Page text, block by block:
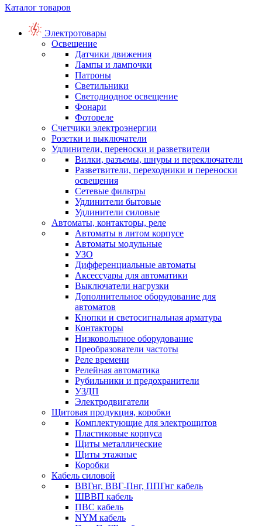
Каталог товаров
Электротовары
Освещение
Датчики движения
Лампы и лампочки
Патроны
Светильники
Светодиодное освещение
Фонари
Фотореле
Счетчики электроэнергии
Розетки и выключатели
Удлинители, переноски и разветвители
Вилки, разъемы, шнуры и переключатели
Разветвители, переходники и переноски
освещения
Сетевые фильтры
Удлинители бытовые
Удлинители силовые
Автоматы, контакторы, реле
Автоматы в литом корпусе
Автоматы модульные
УЗО
Дифференциальные автоматы
Аксессуары для автоматики
Выключатели нагрузки
Дополнительное оборудование для
автоматов
Кнопки и светосигнальная арматура
Контакторы
Низковольтное оборудование
Преобразователи частоты
Реле времени
Релейная автоматика
Рубильники и предохранители
УЗДП
Электродвигатели
Щитовая продукция, коробки
Комплектующие для электрощитов
Пластиковые корпуса
Щиты металлические
Щиты этажные
Коробки
Кабель силовой
ВВГнг, ВВГ-Пнг, ППГнг кабель
ШВВП кабель
ПВС кабель
NYM кабель